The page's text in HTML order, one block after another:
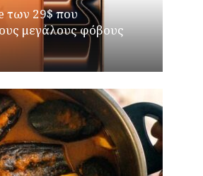
των 29$ που
μεγάλους φόβους